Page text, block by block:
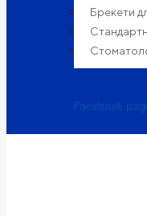
Брекети
Facebook